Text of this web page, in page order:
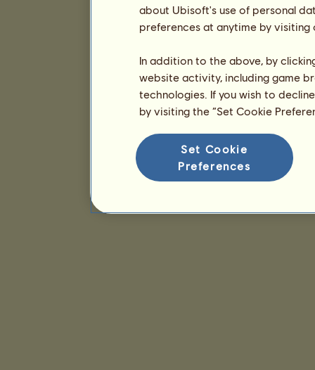
about Ubisoft's use of personal
preferences at anytime by
In addition to the above, by
website activity, including game
technologies. If you wish to
by visiting the “Set Cookie
Set Cookie
Preferences